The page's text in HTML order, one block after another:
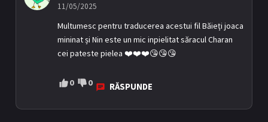
11/05/2025
Multumesc pentru traducerea acestui fil Băieți joaca
mininat și Nin este un mic inpielitat săracul Charan
cei pateste pielea ❤️❤️❤️😘😘😘
0 0 RĂSPUNDE